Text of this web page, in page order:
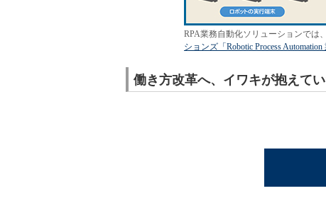
RPA業務自動化ソリューションでは
ションズ「Robotic Process
働き方改革へ、イワキが抱えて